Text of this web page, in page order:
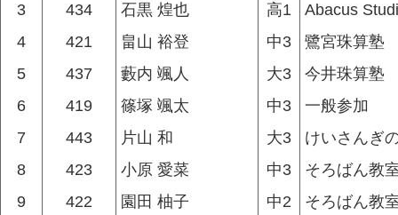
3
434 石黒 煌也 高1
Abacus
4
421 畠山 裕登 中3
鷺宮珠算塾
5
437 藪内 颯人 大3
今井珠算塾
6
419 篠塚 颯太 中3
一般参加
7
443 片山 和 大3
けいさんぎ
8
423 小原 愛菜 中3
そろばん教
9
422 園田 柚子 中2
そろばん教